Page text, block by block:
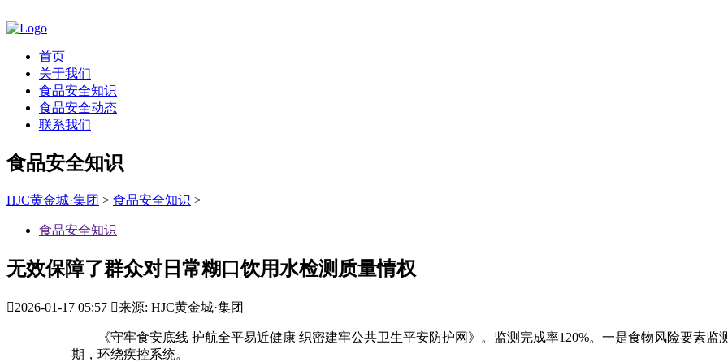
首页
关于我们
食品安全知识
食品安全动态
联系我们
食品安全知识
HJC黄金城·集团 > 食品安全知识 >
食品安全知识
无效保障了群众对日常糊口饮用水检测质量情权
2026-01-17 05:57 来源: HJC黄金城·集团
《守牢食安底线 护航全平易近健康 织密建牢公共卫生平安防护网》。监测完成率120%。一是食物风险要素监
期，环绕疾控系统。